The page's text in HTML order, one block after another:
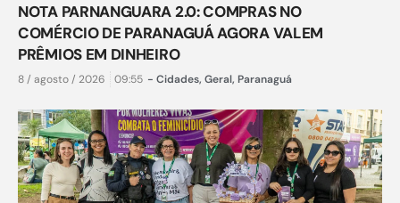
NOTA PARNANGUARA 2.0: COMPRAS NO
COMÉRCIO DE PARANAGUÁ AGORA VALEM
PRÊMIOS EM DINHEIRO
8 / agosto / 2026 09:55 - Cidades, Geral, Paranaguá